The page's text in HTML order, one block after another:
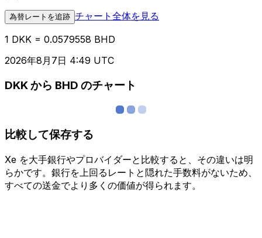
為替レートを追跡 チャート全体を見る
1 DKK = 0.0579558 BHD
2026年8月7日 4:49 UTC
DKK から BHD のチャート
比較して保存する
Xe を大手銀行やプロバイダーと比較すると、その違いは明
らかです。銀行を上回るレートと隠れた手数料がないため、
すべての送金でより多くの価値が得られます。